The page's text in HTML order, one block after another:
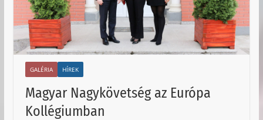
GALÉRIA HÍREK
Magyar Nagykövetség az Európa
Kollégiumban